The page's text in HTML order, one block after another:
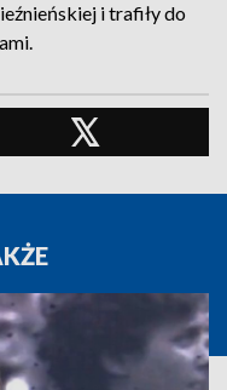
i trafiły do